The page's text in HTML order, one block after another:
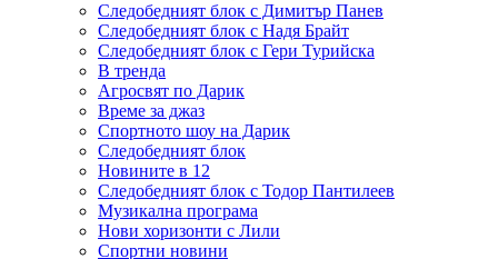
Следобедният блок с Димитър Панев
Следобедният блок с Надя Брайт
Следобедният блок с Гери Турийска
В тренда
Агросвят по Дарик
Време за джаз
Спортното шоу на Дарик
Следобедният блок
Новините в 12
Следобедният блок с Тодор Пантилеев
Музикална програма
Нови хоризонти с Лили
Спортни новини